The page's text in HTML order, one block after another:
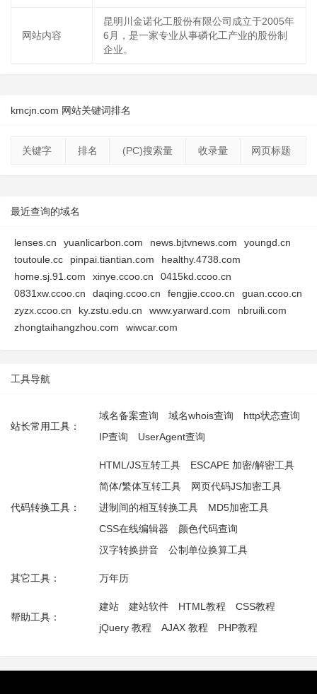
网站内容
昆明川金诺化工股份有限公司成立于2005年
6月，是一家专业从事磷化工产业的股份制
企业。
kmcjn.com 网站关键词排名
关键字 排名 (PC)搜索量 收录量 网页标题
最近查询的域名
lenses.cn yuanlicarbon.com news.bjtvnews.com
youngd.cn
toutoule.cc
pinpai.tiantian.com
healthy.4738.com
home.sj.91.com
xinye.ccoo.cn
0415kd.ccoo.cn
0831xw.ccoo.cn
daqing.ccoo.cn fengjie.ccoo.cn
guan.ccoo.cn
zyzx.ccoo.cn
ky.zstu.edu.cn www.yarward.com
nbruili.com
zhongtaihangzhou.com
wiwcar.com
工具导航
站长常用工具：
域名备案查询 域名whois查询
http状态查询
IP查询
UserAgent查询
代码转换工具：
HTML/JS互转工具
ESCAPE 加密/解密工具
简体/繁体互转工具
网页代码JS加密工具
进制间的相互转换工具
MD5加密工具
CSS在线编辑器
颜色代码查询
汉字转换拼音
公制单位换算工具
其它工具： 万年历
帮助工具：
建站 建站软件 HTML教程
CSS教程
jQuery 教程
AJAX 教程 PHP教程